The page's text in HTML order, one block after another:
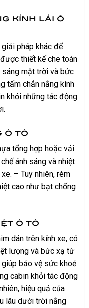
kính lái ô
pháp khác để
thiết kế che toàn
sáng mặt trời và bức
tấm chắn nắng kính
khỏi những tác động
ô tô
tổng hợp hoặc vải
ánh sáng và nhiệt
– Tuy nhiên, rèm
cao như bạt chống
ô tô
dán trên kính xe, có
lượng và bức xạ từ
bảo vệ sức khoẻ
cabin khỏi tác động
hiệu quả của
lâu dưới trời nắng